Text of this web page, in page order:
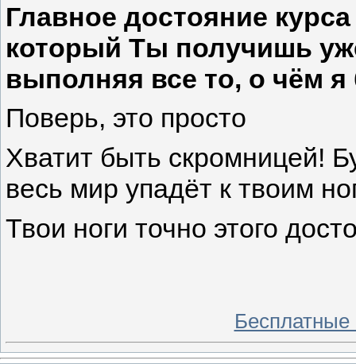
Главное достояние
который Ты получишь
выполняя все то, о чём я
Поверь, это просто
Хватит быть скромницей!
весь мир упадёт к твоим
Твои ноги точно этого
Бесплатные